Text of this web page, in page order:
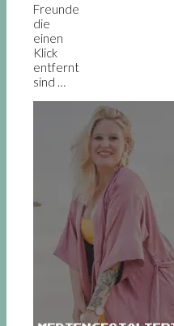
Freunde
die
einen
Klick
entfernt
sind …